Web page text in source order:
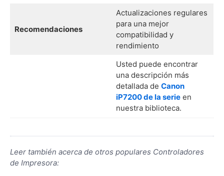
Recomendaciones
Actualizaciones regulares
para una mejor
compatibilidad y
rendimiento
Usted puede encontrar
una descripción más
detallada de Canon
iP7200 de la serieen
nuestra biblioteca.
Leer también acerca de otros populares Controladores
de Impresora: